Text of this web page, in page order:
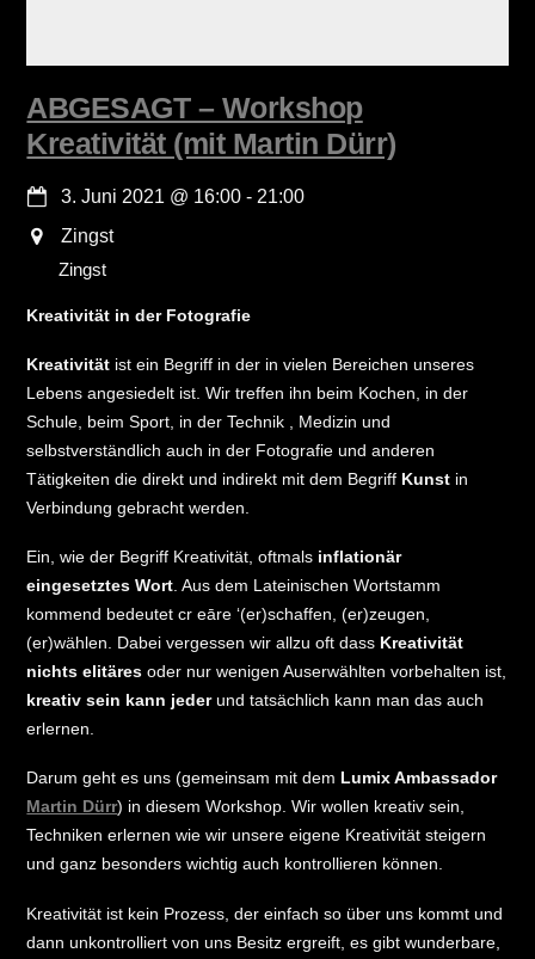
ABGESAGT – Workshop
Kreativität (mit Martin Dürr)
3. Juni 2021 @ 16:00 - 21:00
Zingst
Zingst
Kreativität in der Fotografie
Kreativität ist ein Begriff in der in vielen Bereichen unseres
Lebens angesiedelt ist. Wir treffen ihn beim Kochen, in der
Schule, beim Sport, in der Technik , Medizin und
selbstverständlich auch in der Fotografie und anderen
Tätigkeiten die direkt und indirekt mit dem Begriff Kunst in
Verbindung gebracht werden.
Ein, wie der Begriff Kreativität, oftmals inflationär
eingesetztes Wort . Aus dem Lateinischen Wortstamm
kommend bedeutet cr eāre ‘(er)schaffen, (er)zeugen,
(er)wählen. Dabei vergessen wir allzu oft dass Kreativität
nichts elitäres oder nur wenigen Auserwählten vorbehalten ist,
kreativ sein kann jederund tatsächlich kann man das auch
erlernen.
Darum geht es uns (gemeinsam mit dem Lumix Ambassador
Martin Dürr) in diesem Workshop. Wir wollen kreativ sein,
Techniken erlernen wie wir unsere eigene Kreativität steigern
und ganz besonders wichtig auch kontrollieren können.
Kreativität ist kein Prozess, der einfach so über uns kommt und
dann unkontrolliert von uns Besitz ergreift, es gibt wunderbare,